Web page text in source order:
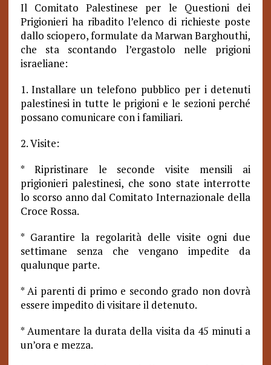
Il Comitato Palestinese per le Questioni dei
Prigionieri ha ribadito l’elenco di richieste poste
dallo sciopero, formulate da Marwan Barghouthi,
che sta scontando l’ergastolo nelle prigioni
israeliane:
1. Installare un telefono pubblico per i detenuti
palestinesi in tutte le prigioni e le sezioni perché
possano comunicare con i familiari.
2. Visite:
* Ripristinare le seconde visite mensili ai
prigionieri palestinesi, che sono state interrotte
lo scorso anno dal Comitato Internazionale della
Croce Rossa.
* Garantire la regolarità delle visite ogni due
settimane senza che vengano impedite da
qualunque parte.
* Ai parenti di primo e secondo grado non dovrà
essere impedito di visitare il detenuto.
* Aumentare la durata della visita da 45 minuti a
un’ora e mezza.